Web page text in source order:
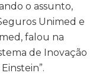
o assunto,
Unimed e
falou na
de Inovação